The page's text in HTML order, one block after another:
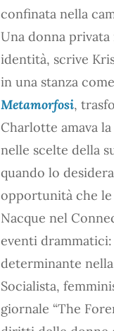
confinata nella
Una donna privata
identità, scrive
in una stanza
Metamorfosi,
Charlotte amava
nelle scelte della
quando lo
opportunità che le
Nacque nel
eventi
determinante
Socialista,
giornale “The